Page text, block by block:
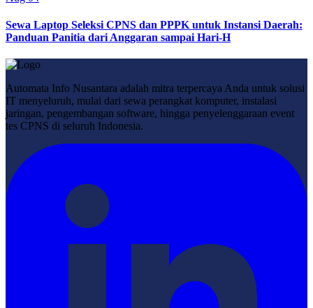
Sewa Laptop Seleksi CPNS dan PPPK untuk Instansi Daerah:
Panduan Panitia dari Anggaran sampai Hari-H
Automata Info Nusantara adalah mitra terpercaya Anda untuk solusi
IT menyeluruh, mulai dari sewa perangkat komputer, instalasi
jaringan, pengembangan software, hingga penyelenggaraan event
tes CPNS di seluruh Indonesia.